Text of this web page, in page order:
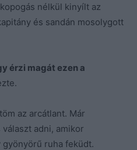
nélkül kinyílt az
és sandán mosolygott
érzi magát ezen a
az arcátlant. Már
adni, amikor
gyönyörű ruha feküdt.